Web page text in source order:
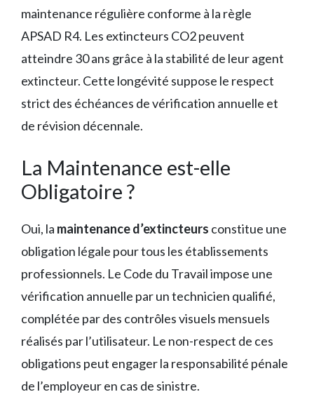
maintenance régulière conforme à la règle
APSAD R4. Les extincteurs CO2 peuvent
atteindre 30 ans grâce à la stabilité de leur agent
extincteur. Cette longévité suppose le respect
strict des échéances de vérification annuelle et
de révision décennale.
La Maintenance est-elle
Obligatoire ?
Oui, la maintenance d’extincteurs constitue une
obligation légale pour tous les établissements
professionnels. Le Code du Travail impose une
vérification annuelle par un technicien qualifié,
complétée par des contrôles visuels mensuels
réalisés par l’utilisateur. Le non-respect de ces
obligations peut engager la responsabilité pénale
de l’employeur en cas de sinistre.